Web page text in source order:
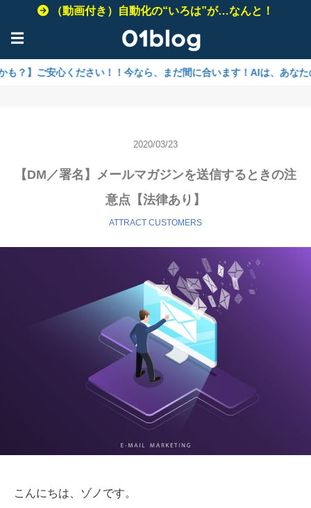
（動画付き）自動化の“いろは”が…なんと！
☰
ださい！！今なら、まだ間に合います！AIは、あなたのビジネス
2020/03/23
【DM／署名】メールマガジンを送信するときの注
意点【法律あり】
ATTRACT CUSTOMERS
こんにちは、ゾノです。